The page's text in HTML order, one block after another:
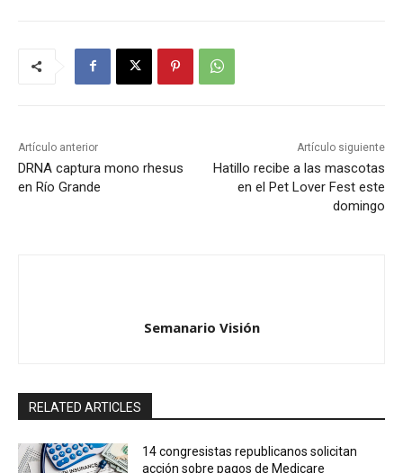
Artículo anterior
DRNA captura mono rhesus
en Río Grande
Artículo siguiente
Hatillo recibe a las mascotas
en el Pet Lover Fest este
domingo
Semanario Visión
RELATED ARTICLES
14 congresistas republicanos solicitan
acción sobre pagos de Medicare